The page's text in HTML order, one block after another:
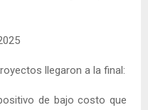
llegaron a la final:
de bajo costo que